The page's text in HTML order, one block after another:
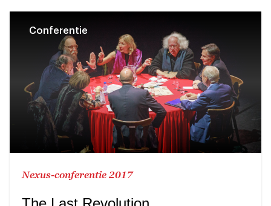
Conferentie
Nexus-conferentie 2017